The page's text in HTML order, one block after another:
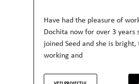
Have had the pleasure of
Dochita now for over 3 years
joined Seed and she is
working and
VEZI PROIECTUL